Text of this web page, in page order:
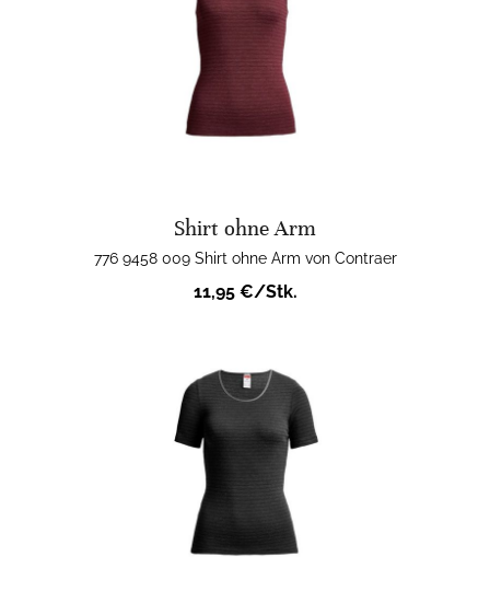
Shirt ohne Arm
776 9458 009 Shirt ohne Arm von Contraer
11,95 €/Stk.